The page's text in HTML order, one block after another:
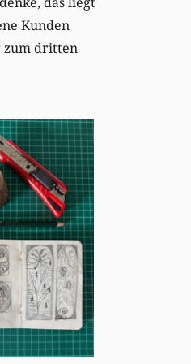
Kunden
zum dritten